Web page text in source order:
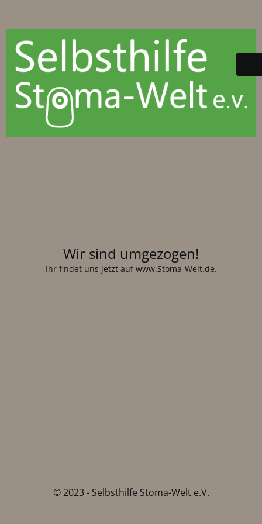
Wir sind umgezogen!
Ihr findet uns jetzt aufwww.Stoma-Welt.de.
© 2023 - Selbsthilfe Stoma-Welt e.V.